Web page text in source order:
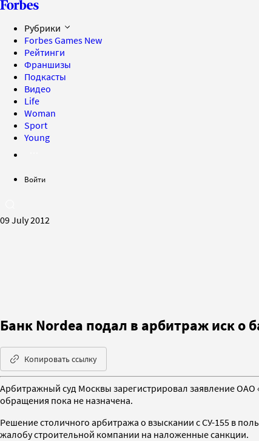
Рубрики
Forbes Games New
Рейтинги
Франшизы
Подкасты
Видео
Life
Woman
Sport
Young
Войти
09 July 2012
Банк Nordea подал в арбитраж иск о
Копировать ссылку
Арбитражный суд Москвы зарегистрировал заявление ОАО
обращения пока не назначена.
Решение столичного арбитража о взыскании с СУ-155 в
жалобу строительной компании на наложенные санкции.